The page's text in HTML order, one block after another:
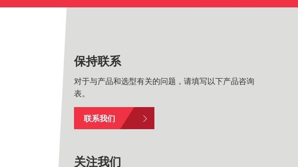
保持联系
对于与产品和选型有关的问题，请填写以下产品咨询
表。
联系我们
关注我们